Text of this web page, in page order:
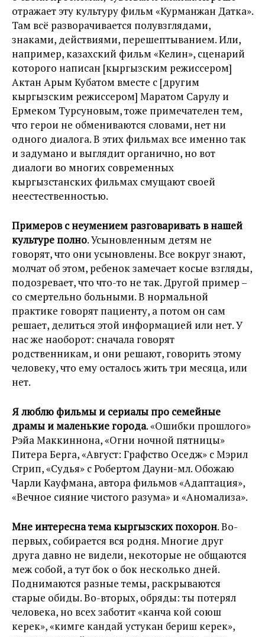
отражает эту культуру фильм «Курманжан Датка».
Там всё разворачивается полувзглядами,
знаками, действиями, перешептыванием. Или,
например, казахский фильм «Келин», сценарий
которого написан [кыргызским режиссером]
Актан Арым Кубатом вместе с [другим
кыргызским режиссером] Маратом Сарулу и
Ермеком Турсуновым, тоже примечателен тем,
что герои не обмениваются словами, нет ни
одного диалога. В этих фильмах все именно так
и задумано и выглядит органично, но вот
диалоги во многих современных
кыргызстанских фильмах смущают своей
неестественностью.
Примеров с неумением разговаривать в нашей
культуре полно. Усыновленным детям не
говорят, что они усыновлены. Все вокруг знают,
молчат об этом, ребенок замечает косые взгляды,
подозревает, что что-то не так. Другой пример –
со смертельно больными. В нормальной
практике говорят пациенту, а потом он сам
решает, делиться этой информацией или нет. У
нас же наоборот: сначала говорят
родственникам, и они решают, говорить этому
человеку, что ему осталось жить три месяца, или
нет.
Я люблю фильмы и сериалы про семейные
драмы и маленькие города. «Ошибки прошлого»
Рэйа Маккиннона, «Огни ночной пятницы»
Питера Берга, «Август: Графство Оседж» с Мэрил
Стрип, «Судья» с Робертом Дауни-мл. Обожаю
Чарли Кауфмана, автора фильмов «Адаптация»,
«Вечное сияние чистого разума» и «Аномализа».
Мне интересна тема кыргызских похорон. Во-
первых, собирается вся родня. Многие друг
друга давно не видели, некоторые не общаются
меж собой, а тут бок о бок несколько дней.
Поднимаются разные темы, раскрываются
старые обиды. Во-вторых, обряды: ты потерял
человека, но всех заботит «канча кой союш
керек», «кимге кандай устукан бериш керек»,